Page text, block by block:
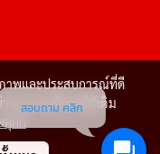
าพและประสบการณ์ที่ดี
นรายละเอียดเพิ่มเติม
กกี้
สอบถาม คลิก